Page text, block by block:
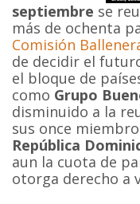
septiembre se
más de ochenta
Comisión
de decidir el
el bloque de
como Grupo
disminuido a la
sus once
República
aun la cuota de
otorga derecho a